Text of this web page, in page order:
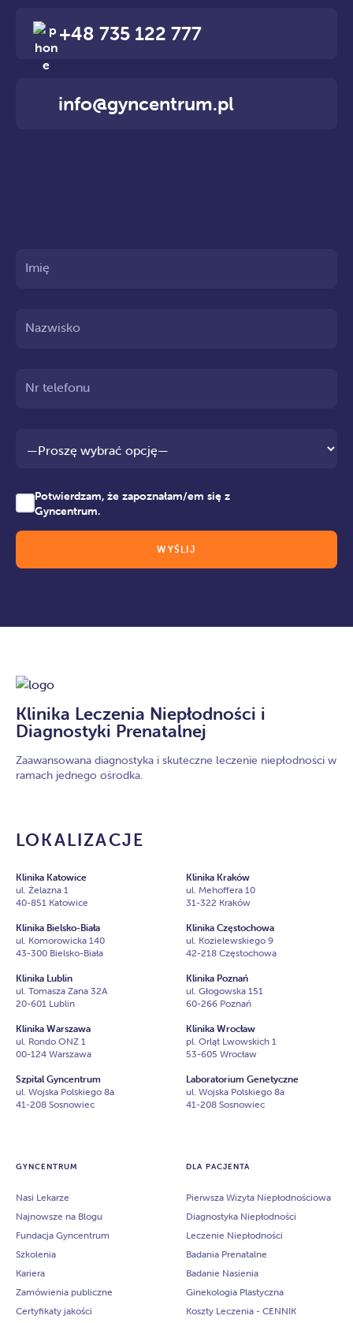
+48 735 122 777
info@gyncentrum.pl
Imię
Nazwisko
Nr telefonu
Potwierdzam, że zapoznałam/em się z
Gyncentrum.
Klinika Leczenia Niepłodności i
Diagnostyki Prenatalnej
Zaawansowana diagnostyka i skuteczne leczenie niepłodności w
ramach jednego ośrodka.
GYNCENTRUM
Nasi Lekarze
Najnowsze na Blogu
Fundacja Gyncentrum
Szkolenia
Kariera
Zamówienia publiczne
Certyfikaty jakości
DLA PACJENTA
Pierwsza Wizyta Niepłodnościowa
Diagnostyka Niepłodności
Leczenie Niepłodności
Badania Prenatalne
Badanie Nasienia
Ginekologia Plastyczna
Koszty Leczenia - CENNIK
LOKALIZACJE
Klinika Katowice
ul. Żelazna 1
40-851 Katowice
Klinika Kraków
ul. Mehoffera 10
31-322 Kraków
Klinika Bielsko-Biała
ul. Komorowicka 140
43-300 Bielsko-Biała
Klinika Częstochowa
ul. Kozielewskiego 9
42-218 Częstochowa
Klinika Lublin
ul. Tomasza Zana 32A
20-601 Lublin
Klinika Poznań
ul. Głogowska 151
60-266 Poznań
Klinika Warszawa
ul. Rondo ONZ 1
00-124 Warszawa
Klinika Wrocław
pl. Orląt Lwowskich 1
53-605 Wrocław
Szpital Gyncentrum
ul. Wojska Polskiego 8a
41-208 Sosnowiec
Laboratorium Genetyczne
ul. Wojska Polskiego 8a
41-208 Sosnowiec